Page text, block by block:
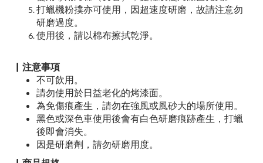
打蠟機粉撲亦可使用，因超速度研磨，故請注意勿
研磨過度。
使用後，請以棉布擦拭乾淨。
▏注意事項
不可飲用。
請勿使用於日益老化的烤漆面。
為免傷痕產生，請勿在強風或風砂大的場所使用。
黑色或深色車使用後會有白色研磨痕跡產生，打蠟
後即會消失。
因是研磨劑，請勿研磨用度。